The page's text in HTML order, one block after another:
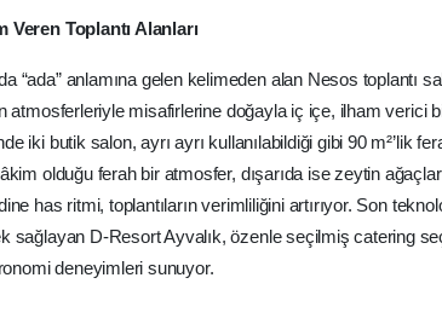
Veren Toplantı Alanları
“ada” anlamına gelen kelimeden alan Nesos toplantı
atmosferleriyle misafirlerine doğayla iç içe, ilham verici
iki butik salon, ayrı ayrı kullanılabildiği gibi 90 m²’lik
olduğu ferah bir atmosfer, dışarıda ise zeytin
has ritmi, toplantıların verimliliğini artırıyor. Son
sağlayan D-Resort Ayvalık, özenle seçilmiş catering
deneyimleri sunuyor.